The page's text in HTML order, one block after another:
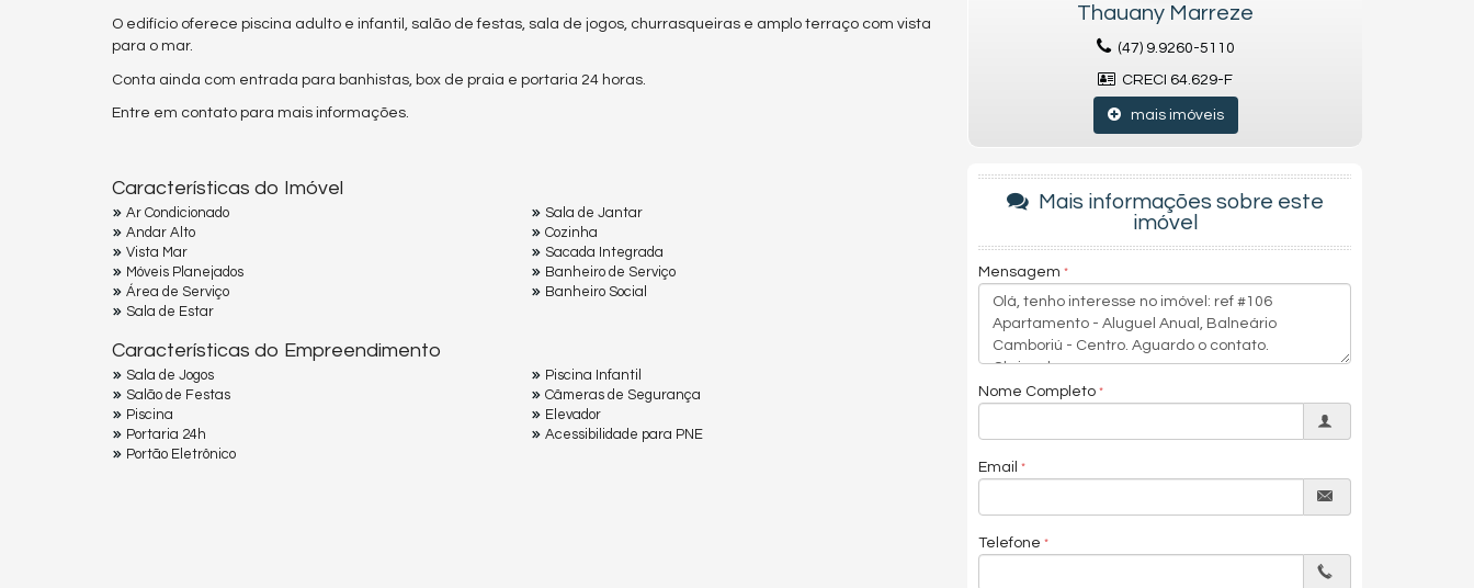
O edifício oferece piscina adulto e infantil, salão de festas, sala de jogos, churrasqueiras e amplo terraço com vista
para o mar.
Conta ainda com entrada para banhistas, box de praia e portaria 24 horas.
Entre em contato para mais informações.
Características do Imóvel
Ar Condicionado
Andar Alto
Vista Mar
Móveis Planejados
Área de Serviço
Sala de Estar
Sala de Jantar
Cozinha
Sacada Integrada
Banheiro de Serviço
Banheiro Social
Características do Empreendimento
Sala de Jogos
Salão de Festas
Piscina
Portaria 24h
Portão Eletrônico
Piscina Infantil
Câmeras de Segurança
Elevador
Acessibilidade para PNE
Thauany Marreze
(47) 9.9260-5110
CRECI 64.629-F
mais imóveis
Mais informações sobre este
imóvel
Mensagem
Nome Completo
Email
Telefone